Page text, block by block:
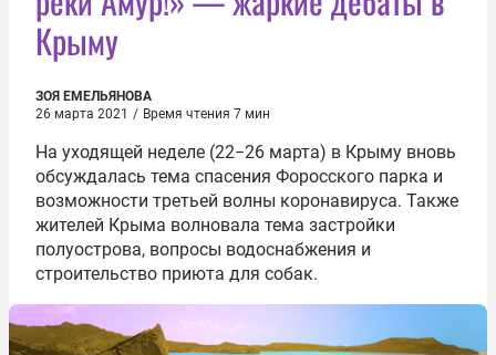
Крыму
ЗОЯ ЕМЕЛЬЯНОВА
26 марта 2021 / Время чтения 7 мин
На уходящей неделе (22−26 марта) в Крыму вновь
обсуждалась тема спасения Форосского парка и
возможности третьей волны коронавируса. Также
жителей Крыма волновала тема застройки
полуострова, вопросы водоснабжения и
строительство приюта для собак.